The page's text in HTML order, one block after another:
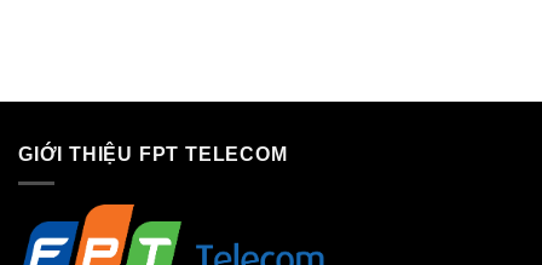
GIỚI THIỆU FPT TELECOM